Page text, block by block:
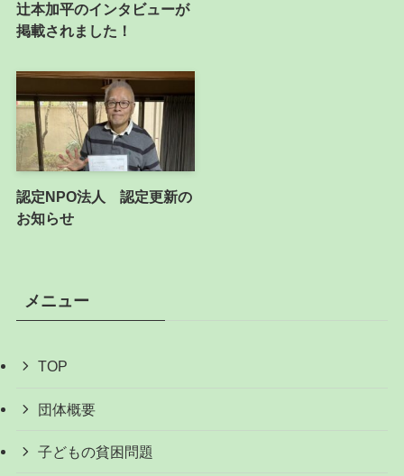
辻本加平のインタビューが
掲載されました！
認定NPO法人 認定更新の
お知らせ
メニュー
TOP
団体概要
子どもの貧困問題